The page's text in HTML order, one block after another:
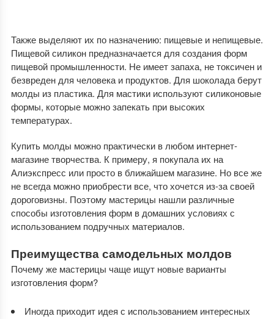
Также выделяют их по назначению: пищевые и непищевые.
Пищевой силикон предназначается для создания форм
пищевой промышленности. Не имеет запаха, не токсичен и
безвреден для человека и продуктов. Для шоколада берут
молды из пластика. Для мастики используют силиконовые
формы, которые можно запекать при высоких
температурах.
Купить молды можно практически в любом интернет-
магазине творчества. К примеру, я покупала их на
Алиэкспресс или просто в ближайшем магазине. Но все же
не всегда можно приобрести все, что хочется из-за своей
дороговизны. Поэтому мастерицы нашли различные
способы изготовления форм в домашних условиях с
использованием подручных материалов.
Преимущества самодельных молдов
Почему же мастерицы чаще ищут новые варианты
изготовления форм?
Иногда приходит идея с использованием интересных